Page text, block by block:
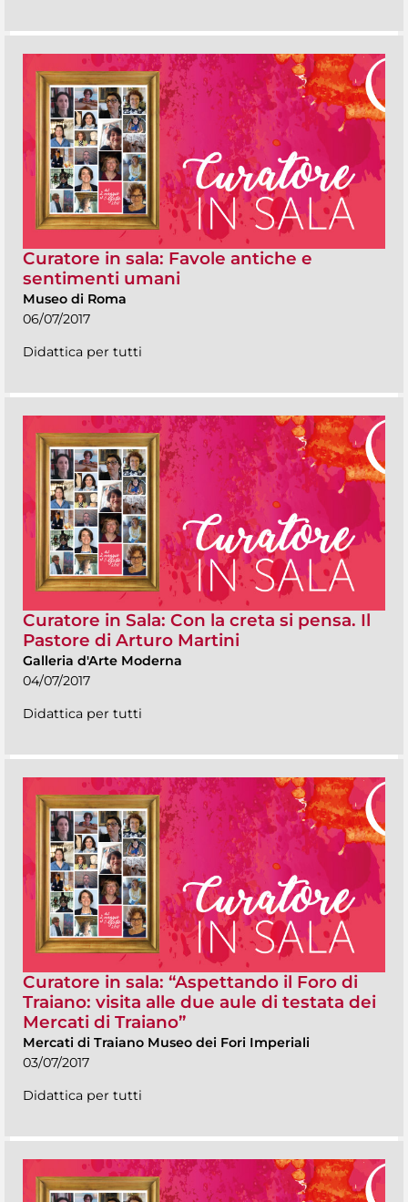
Curatore in sala: Favole antiche e
sentimenti umani
Museo di Roma
06/07/2017
Didattica per tutti
Curatore in Sala: Con la creta si pensa. Il
Pastore di Arturo Martini
Galleria d'Arte Moderna
04/07/2017
Didattica per tutti
Curatore in sala: “Aspettando il Foro di
Traiano: visita alle due aule di testata dei
Mercati di Traiano”
Mercati di Traiano Museo dei Fori Imperiali
03/07/2017
Didattica per tutti